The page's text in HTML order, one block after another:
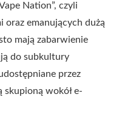
Nation”, czyli
oraz emanujących dużą
mają zabarwienie
do subkultury
przez
skupioną wokół e-